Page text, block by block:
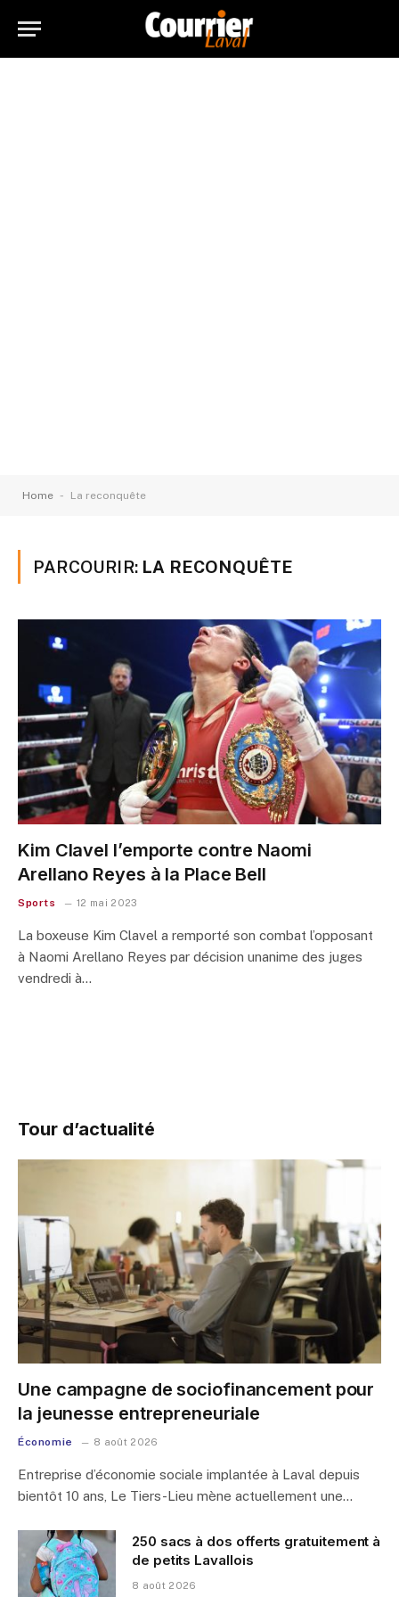
Home - La reconquête
PARCOURIR: LA RECONQUÊTE
Kim Clavel l’emporte contre Naomi
Arellano Reyes à la Place Bell
Sports 12 mai 2023
La boxeuse Kim Clavel a remporté son combat l’opposant
à Naomi Arellano Reyes par décision unanime des juges
vendredi à…
Tour d’actualité
Une campagne de sociofinancement pour
la jeunesse entrepreneuriale
Économie 8 août 2026
Entreprise d’économie sociale implantée à Laval depuis
bientôt 10 ans, Le Tiers-Lieu mène actuellement une…
250 sacs à dos offerts gratuitement à
de petits Lavallois
8 août 2026